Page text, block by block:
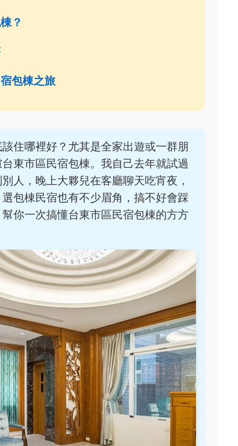
？
包棟之旅
住哪裡好？尤其是全家出遊或一群朋
東市區民宿包棟。我自己去年就試過
人，晚上大夥兒在客廳聊天吃宵夜，
包棟民宿也有不少眉角，搞不好會踩
你一次搞懂台東市區民宿包棟的方方